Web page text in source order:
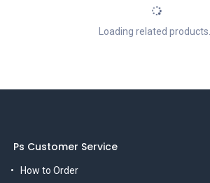
Loading related products...
Ps Customer Service
How to Order